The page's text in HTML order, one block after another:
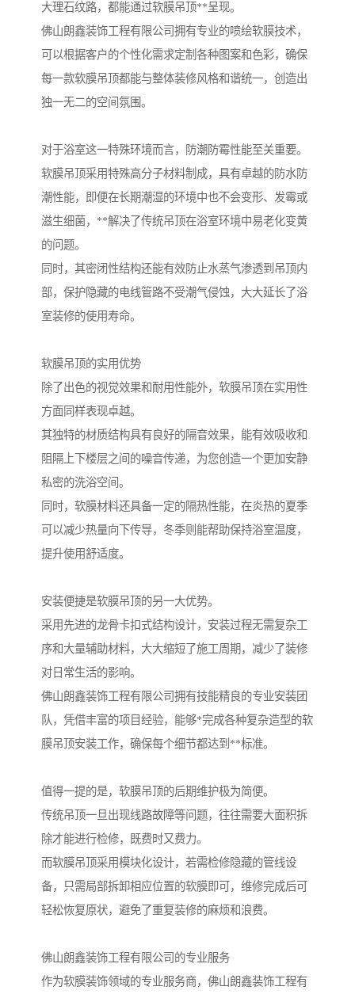
大理石纹路，都能通过软膜吊顶**呈现。
佛山朗鑫装饰工程有限公司拥有专业的喷绘软膜技术，
可以根据客户的个性化需求定制各种图案和色彩，确保
每一款软膜吊顶都能与整体装修风格和谐统一，创造出
独一无二的空间氛围。
对于浴室这一特殊环境而言，防潮防霉性能至关重要。
软膜吊顶采用特殊高分子材料制成，具有卓越的防水防
潮性能，即便在长期潮湿的环境中也不会变形、发霉或
滋生细菌，**解决了传统吊顶在浴室环境中易老化变黄
的问题。
同时，其密闭性结构还能有效防止水蒸气渗透到吊顶内
部，保护隐藏的电线管路不受潮气侵蚀，大大延长了浴
室装修的使用寿命。
软膜吊顶的实用优势
除了出色的视觉效果和耐用性能外，软膜吊顶在实用性
方面同样表现卓越。
其独特的材质结构具有良好的隔音效果，能有效吸收和
阻隔上下楼层之间的噪音传递，为您创造一个更加安静
私密的洗浴空间。
同时，软膜材料还具备一定的隔热性能，在炎热的夏季
可以减少热量向下传导，冬季则能帮助保持浴室温度，
提升使用舒适度。
安装便捷是软膜吊顶的另一大优势。
采用先进的龙骨卡扣式结构设计，安装过程无需复杂工
序和大量辅助材料，大大缩短了施工周期，减少了装修
对日常生活的影响。
佛山朗鑫装饰工程有限公司拥有技能精良的专业安装团
队，凭借丰富的项目经验，能够*完成各种复杂造型的软
膜吊顶安装工作，确保每个细节都达到**标准。
值得一提的是，软膜吊顶的后期维护极为简便。
传统吊顶一旦出现线路故障等问题，往往需要大面积拆
除才能进行检修，既费时又费力。
而软膜吊顶采用模块化设计，若需检修隐藏的管线设
备，只需局部拆卸相应位置的软膜即可，维修完成后可
轻松恢复原状，避免了重复装修的麻烦和浪费。
佛山朗鑫装饰工程有限公司的专业服务
作为软膜装饰领域的专业服务商，佛山朗鑫装饰工程有